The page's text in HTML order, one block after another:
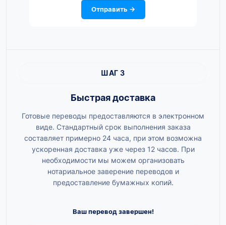
Отправить →
ШАГ 3
Быстрая доставка
Готовые переводы предоставляются в электронном
виде. Стандартный срок выполнения заказа
составляет примерно 24 часа, при этом возможна
ускоренная доставка уже через 12 часов. При
необходимости мы можем организовать
нотариальное заверение переводов и
предоставление бумажных копий.
Ваш перевод завершен!